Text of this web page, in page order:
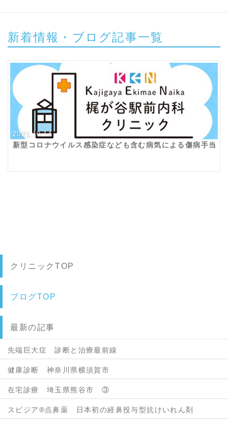
新着情報・ブログ記事一覧
2021.10.14
新型コロナウイルス感染症なども含む病気による傷病手当
クリニックTOP
ブログTOP
最新の記事
先端巨大症 診断と治療最前線
健康診断 神奈川県横須賀市
在宅診療 埼玉県熊谷市 ③
スピジア®点鼻薬 日本初の経鼻投与型抗けいれん剤